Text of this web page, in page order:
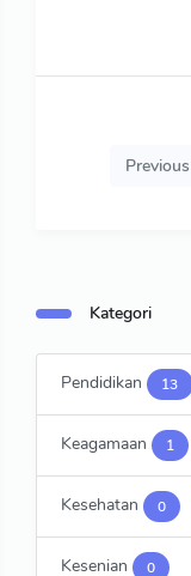
Previous
Kategori
Pendidikan 13
Keagamaan 1
Kesehatan 0
Kesenian 0